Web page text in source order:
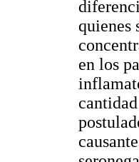
quienes
en los